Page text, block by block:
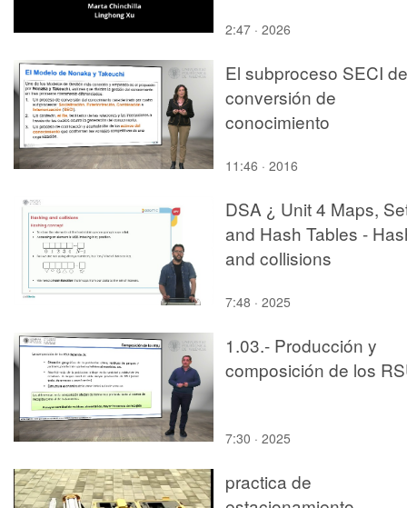
2:47 · 2026
El subproceso SECI de
conversión de
conocimiento
11:46 · 2016
DSA ¿ Unit 4 Maps,
and Hash Tables -
and collisions
7:48 · 2025
1.03.- Producción y
composición de los
7:30 · 2025
practica de